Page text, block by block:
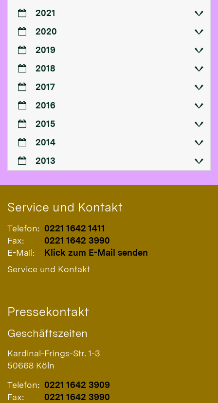
2021
2020
2019
2018
2017
2016
2015
2014
2013
Service und Kontakt
Telefon: 0221 1642 1411
Fax:
0221 1642 3990
E-Mail:
Klick zum E-Mail senden
Service und Kontakt
Pressekontakt
Geschäftszeiten
Kardinal-Frings-Str. 1-3
50668 Köln
Telefon: 0221 1642 3909
Fax:
0221 1642 3990